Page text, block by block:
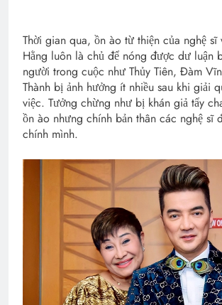
Thời gian qua, ồn ào từ thiện của nghệ sĩ
Hằng luôn là chủ để nóng được dư luận
người trong cuộc như Thủy Tiên, Đàm
Thành bị ảnh hưởng ít nhiều sau khi giải
việc. Tưởng chừng như bị khán giả tẩy
ồn ào nhưng chính bản thân các nghệ sĩ
chính mình.